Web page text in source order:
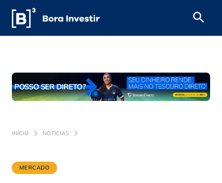
INÍCIO NOTÍCIAS
MERCADO